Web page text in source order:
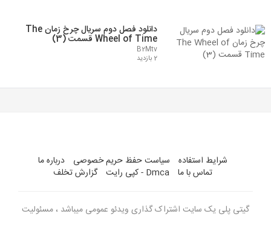
دانلود فصل دوم سریال چرخ زمان The
Wheel of Time قسمت (3)
B2Mtv
2 بازدید
شرایط استفاده سیاست حفظ حریم خصوصی
درباره ما
تماس با ما
Dmca - کپی رایت گزارش تخلف
گیتی پلی یک سایت اشتراک گذاری ویدئو عمومی میباشد ، مسئولیت